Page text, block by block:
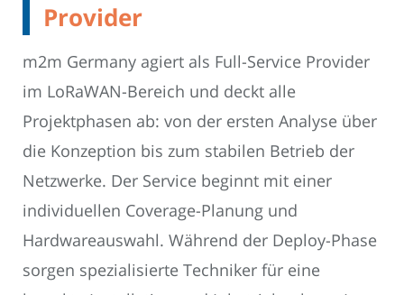
Provider
m2m Germany agiert als Full-Service Provider
im LoRaWAN-Bereich und deckt alle
Projektphasen ab: von der ersten Analyse über
die Konzeption bis zum stabilen Betrieb der
Netzwerke. Der Service beginnt mit einer
individuellen Coverage-Planung und
Hardwareauswahl. Während der Deploy-Phase
sorgen spezialisierte Techniker für eine